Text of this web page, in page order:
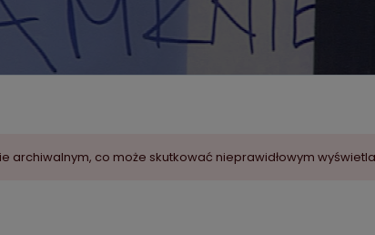
archiwalnym, co może skutkować nieprawidłowym